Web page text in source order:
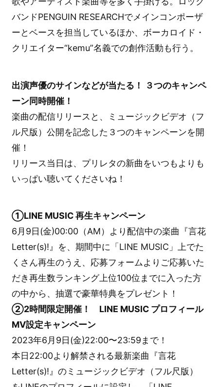
バンドPENGUIN RESEARCHでメインコンポーザ
ーとベースを担当しているほか、ボーカロイド・
クリエイター“kemu”名義での創作活動も行う。
出演声優のサインなどが当たる！ ３つのキャンペ
ーン同時開催！
楽曲の配信リリースと、ミュージックビデオ（フ
ル尺版）公開を記念した３つのキャンペーンを開
催！
リリース当日は、プリレタの新曲をいつもよりも
いっぱい聴いてくださいね！
①LINE MUSIC 再生キャンペーン
6月9日(金)00:00（AM）より配信中の楽曲『言花
Letter(s)!』を、期間中に「LINE MUSIC」上でた
くさん再生のうえ、応募フォームよりご応募いた
だき再生数ランキング上位100位までに入った方
の中から、抽選で豪華特典をプレゼント！
②2時間限定開催！ LINE MUSIC プロフィール
MV設定キャンペーン
2023年6月9日(金)22:00〜23:59まで！
本日22:00より解禁される最新楽曲『言花
Letter(s)!』のミュージックビデオ（フル尺版）